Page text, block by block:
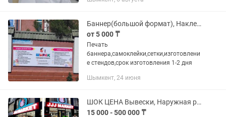
государственных и негосударственных
физических так и...
Баннер(большой формат), Наклейка, Объемные буквы, все для наружной рекламы
от 5 000 ₸
Печать
баннера,самоклейки,сетки,изготовлени
е стендов,срок изготовления 1-2 дня
Шымкент, 24 июня
ШОК ЦЕНА Вывески, Наружная реклама, Объемные буквы, лайтбокс, баннер
15 000 - 500 000 ₸